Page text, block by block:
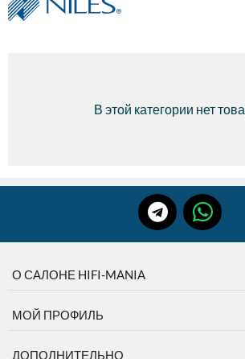
В этой категории нет
О САЛОНЕ HIFI-MANIA
МОЙ ПРОФИЛЬ
ДОПОЛНИТЕЛЬНО